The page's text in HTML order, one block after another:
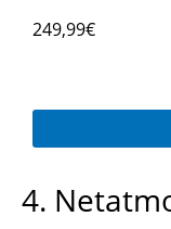
249,99€
4.